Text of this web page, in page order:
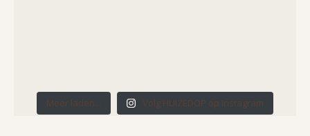
Meer laden... Volg HUIZEDOP op Instagram